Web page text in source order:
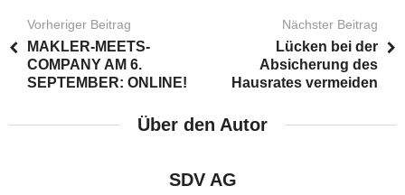
Vorheriger Beitrag
MAKLER-MEETS-
COMPANY AM 6.
SEPTEMBER: ONLINE!
Nächster Beitrag
Lücken bei der
Absicherung des
Hausrates vermeiden
Über den Autor
SDV AG